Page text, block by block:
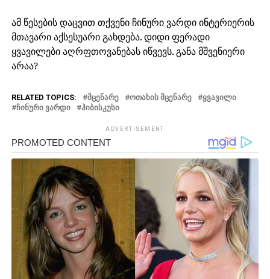
ამ წესების დაცვით თქვენი ჩინური ვარდი ინტერიერის
მთავარი აქსესუარი გახდება. დიდი ფერადი
ყვავილები აღრფთოვანებას იწვევს. განა მშვენიერი
არაა?
RELATED TOPICS: ᲛᲪᲔᲜᲐᲠᲔ ᲝᲗᲐᲮᲘᲡ ᲛᲪᲔᲜᲐᲠᲔ
ᲧᲕᲐᲕᲘᲚᲘ
ᲩᲘᲜᲣᲠᲘ ᲕᲐᲠᲓᲘ
ᲰᲘᲑᲘᲡᲙᲣᲡᲘ
ADVERTISEMENT